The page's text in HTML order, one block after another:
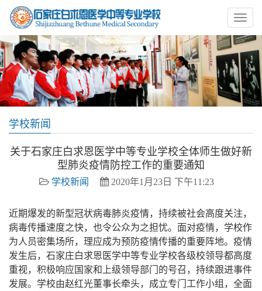
学校新闻
关于石家庄白求恩医学中等专业学校全体师生做好新
型肺炎疫情防控工作的重要通知
学校新闻 2020年1月23日 下午11:23
近期爆发的新型冠状病毒肺炎疫情，持续被社会高度关注，
病毒传播速度之快，也令公众为之担忧。面对疫情，学校作
为人员密集场所，理应成为预防疫情传播的重要阵地。疫情
发生后，石家庄白求恩医学中等专业学校各级校领导都高度
重视，积极响应国家和上级领导部门的号召，持续跟进事件
发展。学校由赵红光董事长牵头，成立专门工作小组，全面